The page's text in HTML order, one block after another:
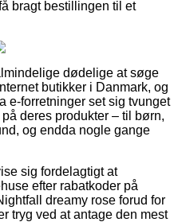
bragt bestillingen til et
dødelige at søge
butikker i Danmark, og
e-forretninger set sig tvunget
deres produkter – til børn,
og endda nogle gange
sig fordelagtigt at
efter rabatkoder på
dreamy rose forud for
tryg ved at antage den mest